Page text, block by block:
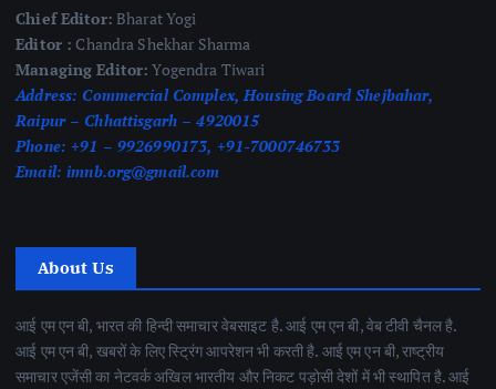
Chief Editor: Bharat Yogi
Editor : Chandra Shekhar Sharma
Managing Editor: Yogendra Tiwari
Address: Commercial Complex, Housing Board Shejbahar,
Raipur – Chhattisgarh – 4920015
Phone: +91 – 9926990173, +91-7000746733
Email: imnb.org@gmail.com
About Us
आई एम एन बी, भारत की हिन्दी समाचार वेबसाइट है. आई एम एन बी, वेब टीवी चैनल है.
आई एम एन बी, खबरों के लिए स्ट्रिंग आपरेशन भी करती है. आई एम एन बी, राष्ट्रीय
समाचार एजेंसी का नेटवर्क अखिल भारतीय और निकट पड़ोसी देशों में भी स्थापित है. आई